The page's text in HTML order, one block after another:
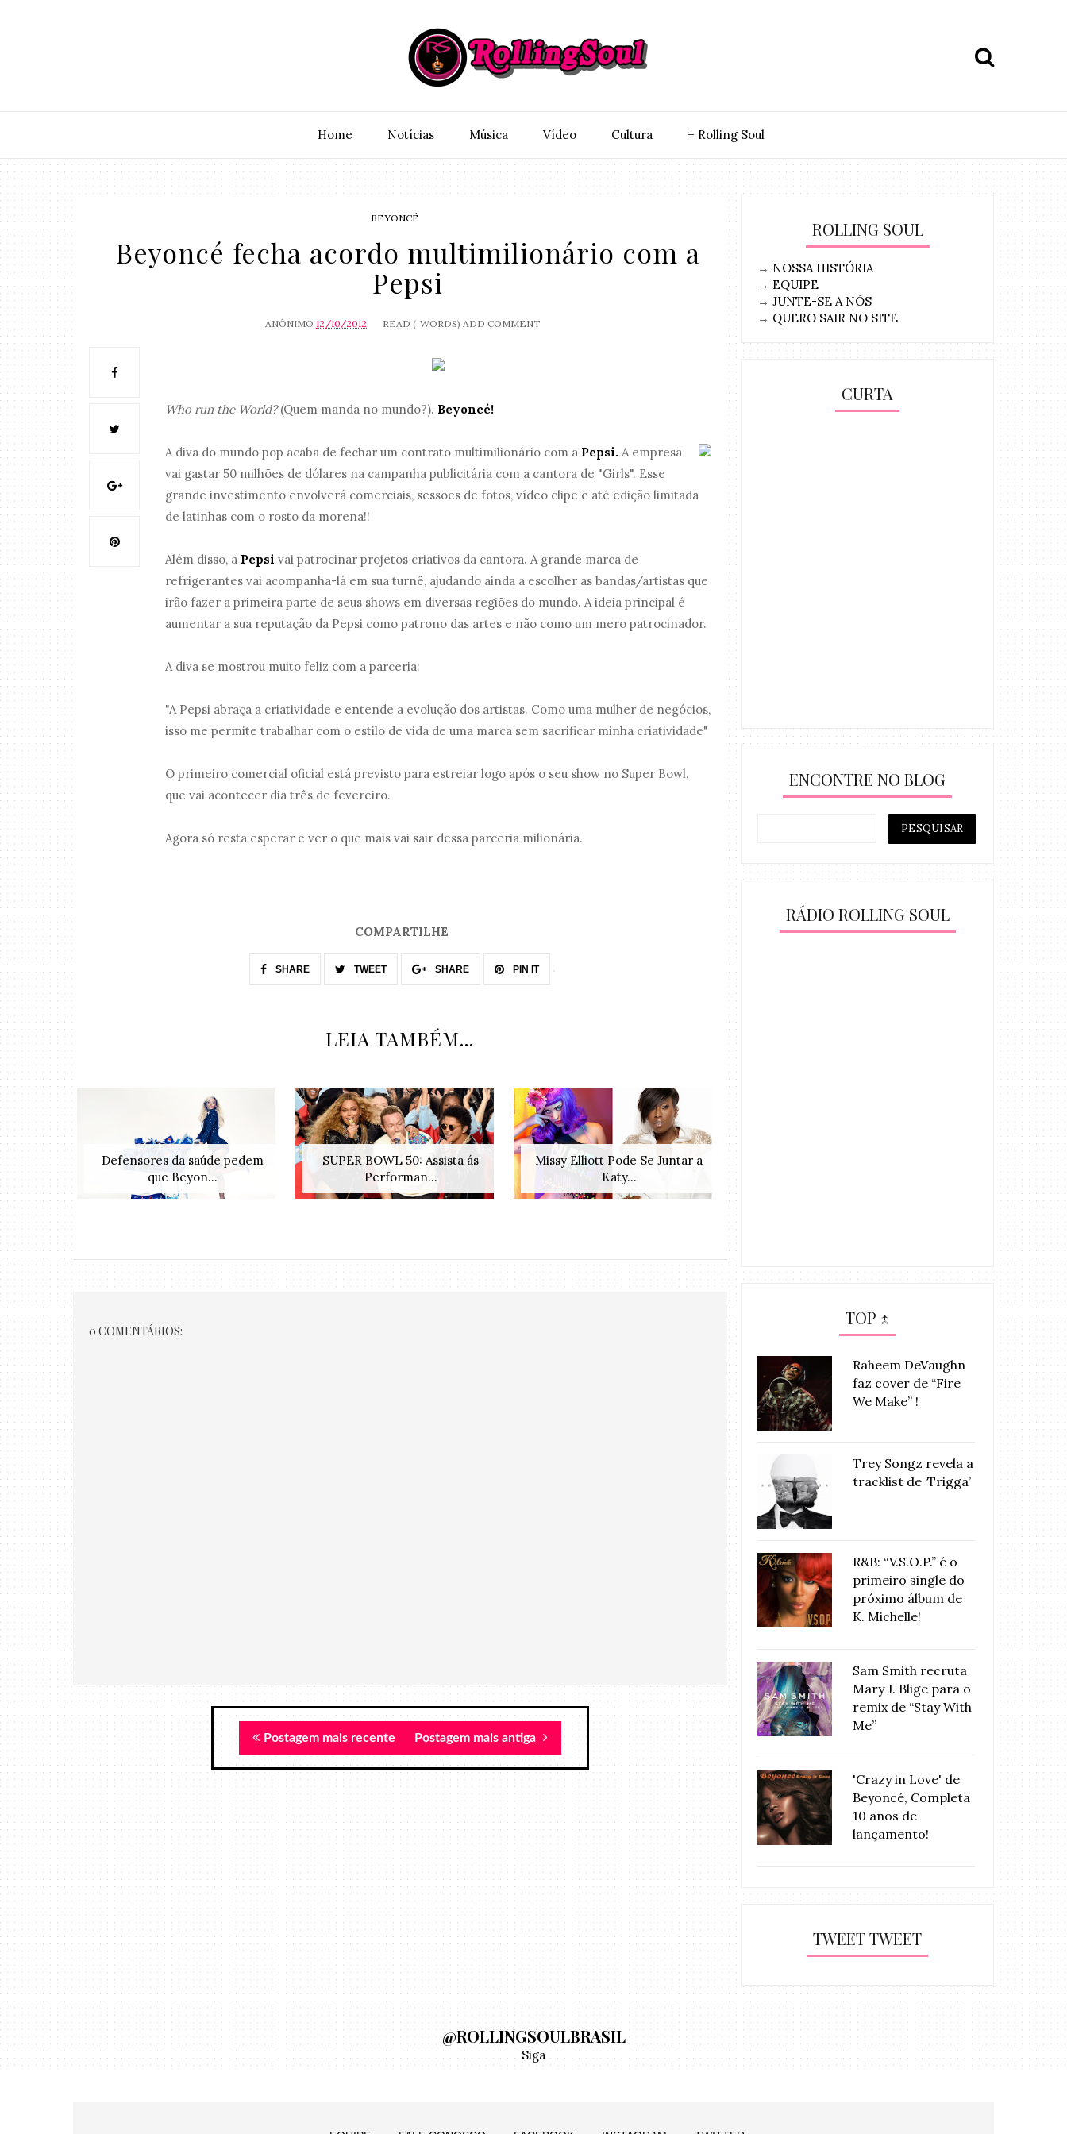
Home Notí­cias Música Vídeo Cultura + Rolling Soul
BEYONCÉ
Beyoncé fecha acordo multimilionário com a
Pepsi
ANÔNIMO12/10/2012 READ ( WORDS) ADD COMMENT
Who run the World?(Quem manda no mundo?). Beyoncé!
A diva do mundo pop acaba de fechar um contrato multimilionário com a Pepsi.A empresa
vai gastar 50 milhões de dólares na campanha publicitária com a cantora de "Girls". Esse
grande investimento envolverá comerciais, sessões de fotos, vídeo clipe e até edição limitada
de latinhas com o rosto da morena!!
Além disso, a Pepsivai patrocinar projetos criativos da cantora. A grande marca de
refrigerantes vai acompanha-lá em sua turnê, ajudando ainda a escolher as bandas/artistas que
irão fazer a primeira parte de seus shows em diversas regiões do mundo. A ideia principal é
aumentar a sua reputação da Pepsi como patrono das artes e não como um mero patrocinador.
A diva se mostrou muito feliz com a parceria:
"A Pepsi abraça a criatividade e entende a evolução dos artistas. Como uma mulher de negócios,
isso me permite trabalhar com o estilo de vida de uma marca sem sacrificar minha criatividade"
O primeiro comercial oficial está previsto para estreiar logo após o seu show no Super Bowl,
que vai acontecer dia três de fevereiro.
Agora só resta esperar e ver o que mais vai sair dessa parceria milionária.
COMPARTILHE
SHARE TWEET SHARE PIN IT
LEIA TAMBÉM...
Defensores da saúde pedem
que Beyon...
SUPER BOWL 50: Assista ás
Performan...
Missy Elliott Pode Se Juntar a
Katy...
Queen Latifah
the
0 COMENTÁRIOS:
Postagem mais recente Postagem mais antiga
ROLLING SOUL
→ NOSSA HISTÓRIA
→ EQUIPE
→ JUNTE-SE A NÓS
→ QUERO SAIR NO SITE
CURTA
ENCONTRE NO BLOG
RÁDIO ROLLING SOUL
TOP ↑
Raheem DeVaughn
faz cover de “Fire
We Make” !
Trey Songz revela a
tracklist de ‘Trigga’
R&B: “V.S.O.P.” é o
primeiro single do
próximo álbum de
K. Michelle!
Sam Smith recruta
Mary J. Blige para o
remix de “Stay With
Me”
'Crazy in Love' de
Beyoncé, Completa
10 anos de
lançamento!
TWEET TWEET
@ROLLINGSOULBRASIL
Siga